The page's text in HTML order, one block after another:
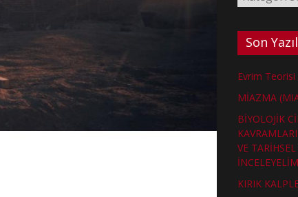
Son
Evrim
MİAZMA
BİYOLOJİK
VE
İNCELEYELİM
KIRIK